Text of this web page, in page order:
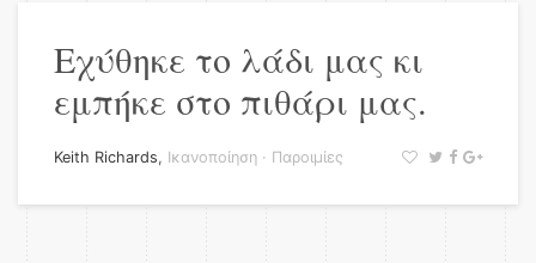
Εχύθηκε το λάδι μας κι
εμπήκε στο πιθάρι μας.
Keith Richards, Ικανοποίηση · Παροιμίες